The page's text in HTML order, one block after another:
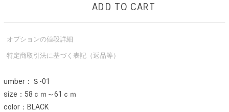
ADD TO CART
オプションの値段詳細
特定商取引法に基づく表記（返品等）
umber：Ｓ-01
size：58ｃｍ～61ｃｍ
color：BLACK